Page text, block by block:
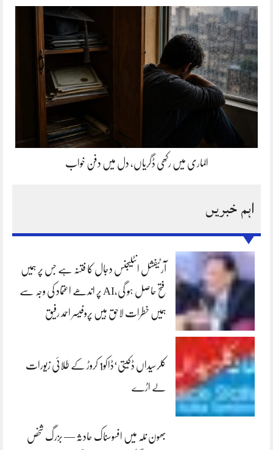
الماری میں رکھی ڈگریاں، دل میں دفن خواب
اہم خبریں
آرٹیفشل انٹلیجنس دجال کا فتنہ ہے جس پر ہمیں
فتح حاصل ہو گی،AI پر اندھے اعتماد کی وجہ سے
ہمیں خطرات لاحق ہیں پروفیسر احمد رفیق
کلرسیداں ڈکیتی‘ڈاکو1 کروڑ کے طلائی زیورات
لے اڑے
بھون نلہ میں افسوسناک حادثہ — بزرگ شخص